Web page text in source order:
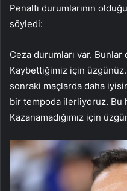
Penaltı durumlarının
söyledi:
Ceza durumları var.
Kaybettiğimiz için
sonraki maçlarda daha
bir tempoda ilerliyoruz. Bu
Kazanamadığımız için